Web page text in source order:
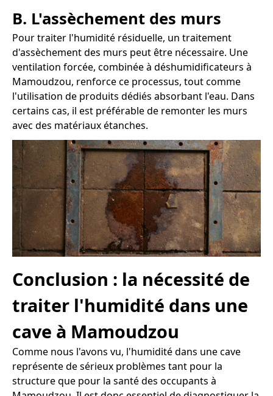
B. L'assèchement des murs
Pour traiter l'humidité résiduelle, un traitement
d'assèchement des murs peut être nécessaire. Une
ventilation forcée, combinée à déshumidificateurs à
Mamoudzou, renforce ce processus, tout comme
l'utilisation de produits dédiés absorbant l'eau. Dans
certains cas, il est préférable de remonter les murs
avec des matériaux étanches.
Conclusion : la nécessité de
traiter l'humidité dans une
cave à Mamoudzou
Comme nous l'avons vu, l'humidité dans une cave
représente de sérieux problèmes tant pour la
structure que pour la santé des occupants à